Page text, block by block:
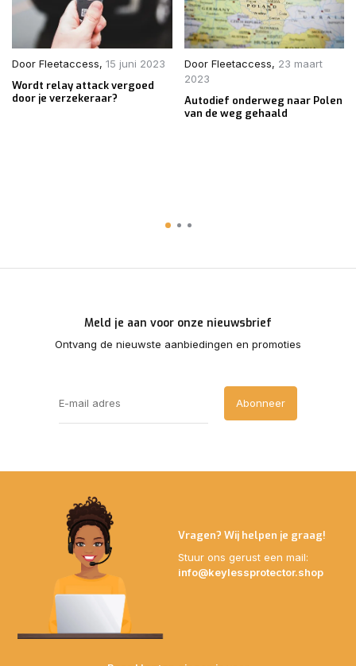
Door Fleetaccess, 15 juni 2023
Wordt relay attack vergoed
door je verzekeraar?
Door Fleetaccess, 23 maart
2023
Autodief onderweg naar Polen
van de weg gehaald
Meld je aan voor onze nieuwsbrief
Ontvang de nieuwste aanbiedingen en promoties
Abonneer
Vragen? Wij helpen je graag!
Stuur ons gerust een mail:
info@keylessprotector.shop